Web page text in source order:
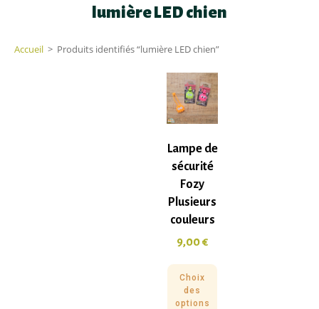
lumière LED chien
Accueil > Produits identifiés “lumière LED chien”
Lampe de
sécurité
Fozy
Plusieurs
couleurs
9,00€
Choix
des
options